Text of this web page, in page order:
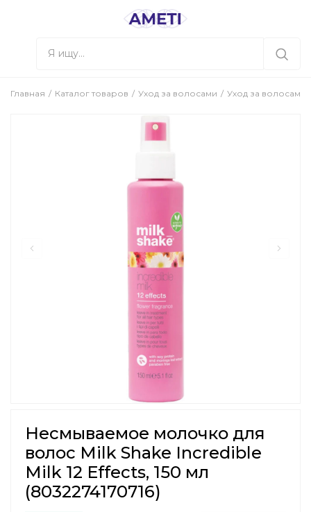
Главная Каталог товаров Уход за волосами Уход за волосами
Несмываемое молочко для
волос Milk Shake Incredible
Milk 12 Effects, 150 мл
(8032274170716)